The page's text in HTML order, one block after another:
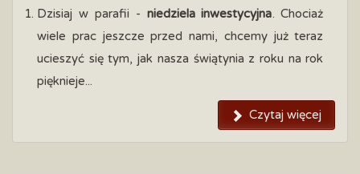
Dzisiaj w parafii - niedziela inwestycyjna. Chociaż
wiele prac jeszcze przed nami, chcemy już teraz
ucieszyć się tym, jak nasza świątynia z roku na rok
pięknieje...
Czytaj więcej